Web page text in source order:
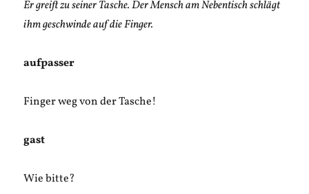
Er greift zu seiner Tasche. Der Mensch am Nebentisch schlägt
ihm geschwinde auf die Finger.
aufpasser
Finger weg von der Tasche!
gast
Wie bitte?